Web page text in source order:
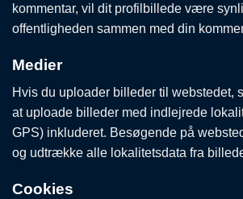
kommentar, vil dit profilbillede være
offentligheden sammen med din
Medier
Hvis du uploader billeder til webstedet,
at uploade billeder med indlejrede
GPS) inkluderet. Besøgende på
og udtrække alle lokalitetsdata fra
Cookies